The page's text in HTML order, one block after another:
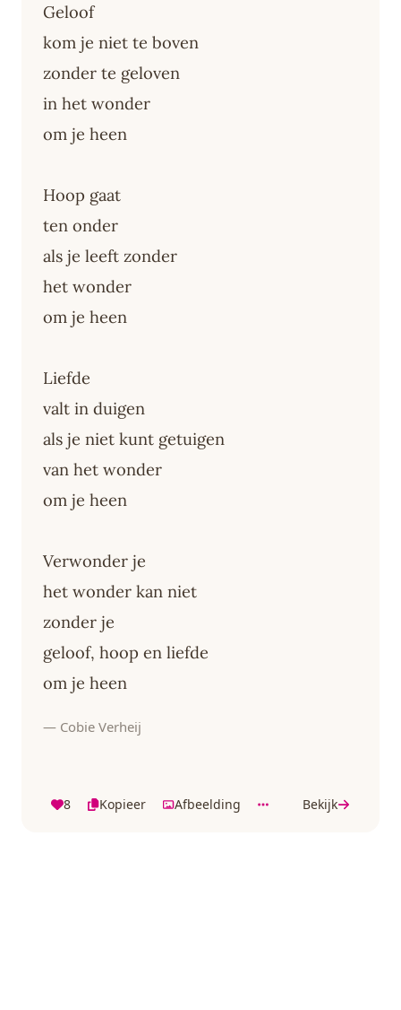
Geloof
kom je niet te boven
zonder te geloven
in het wonder
om je heen
Hoop gaat
ten onder
als je leeft zonder
het wonder
om je heen
Liefde
valt in duigen
als je niet kunt getuigen
van het wonder
om je heen
Verwonder je
het wonder kan niet
zonder je
geloof, hoop en liefde
om je heen
— Cobie Verheij
8 Kopieer Afbeelding Bekijk